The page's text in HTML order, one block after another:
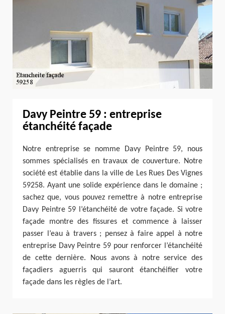
Davy Peintre 59 : entreprise
étanchéité façade
Notre entreprise se nomme Davy Peintre 59, nous
sommes spécialisés en travaux de couverture. Notre
société est établie dans la ville de Les Rues Des Vignes
59258. Ayant une solide expérience dans le domaine ;
sachez que, vous pouvez remettre à notre entreprise
Davy Peintre 59 l’étanchéité de votre façade. Si votre
façade montre des fissures et commence à laisser
passer l’eau à travers ; pensez à faire appel à notre
entreprise Davy Peintre 59 pour renforcer l’étanchéité
de cette dernière. Nous avons à notre service des
façadiers aguerris qui sauront étanchéifier votre
façade dans les règles de l’art.